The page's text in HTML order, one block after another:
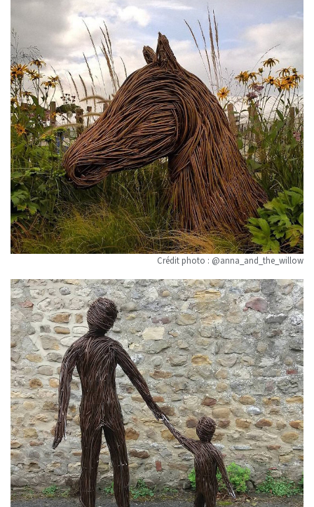
Crédit photo : @anna_and_the_willow